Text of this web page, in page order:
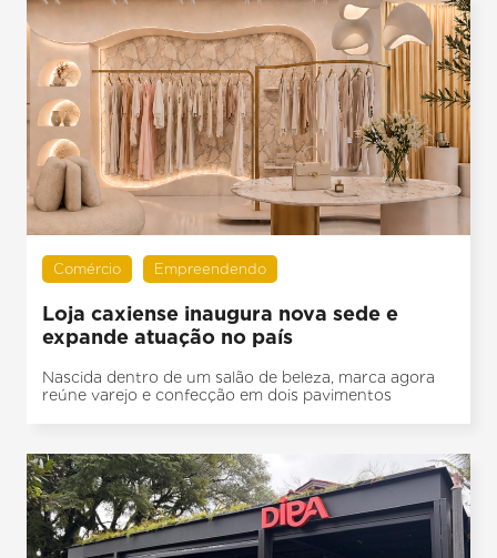
Comércio Empreendendo
Loja caxiense inaugura nova sede e
expande atuação no país
Nascida dentro de um salão de beleza, marca agora
reúne varejo e confecção em dois pavimentos